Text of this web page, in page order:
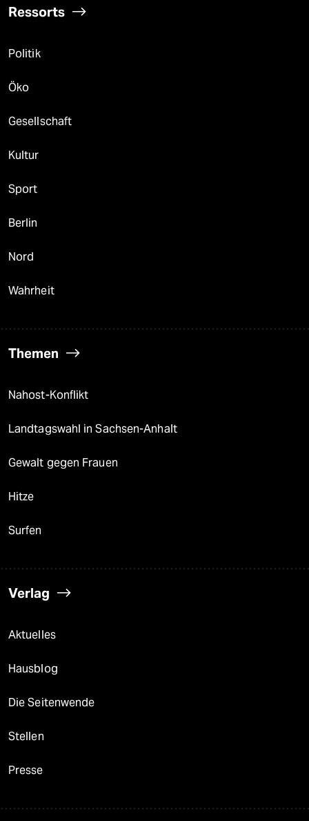
Ressorts
Politik
Öko
Gesellschaft
Kultur
Sport
Berlin
Nord
Wahrheit
Themen
Nahost-Konflikt
Landtagswahl in Sachsen-Anhalt
Gewalt gegen Frauen
Hitze
Surfen
Verlag
Aktuelles
Hausblog
Die Seitenwende
Stellen
Presse